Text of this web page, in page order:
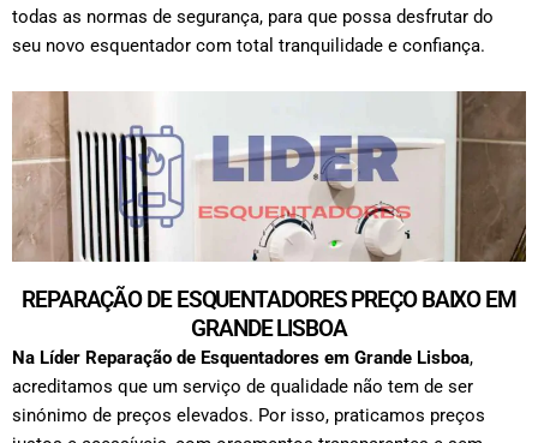
todas as normas de segurança, para que possa desfrutar do
seu novo esquentador com total tranquilidade e confiança.
REPARAÇÃO DE ESQUENTADORES PREÇO BAIXO EM
GRANDE LISBOA
Na Líder Reparação de Esquentadores em Grande Lisboa,
acreditamos que um serviço de qualidade não tem de ser
sinónimo de preços elevados. Por isso, praticamos preços